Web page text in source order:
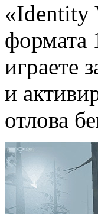
«Identity
формата
играете
и
отлова